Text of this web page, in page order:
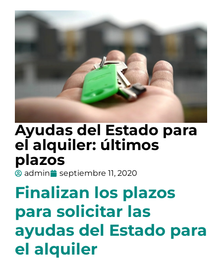
Ayudas del Estado para
el alquiler: últimos
plazos
admin septiembre 11, 2020
Finalizan los plazos
para solicitar las
ayudas del Estado para
el alquiler